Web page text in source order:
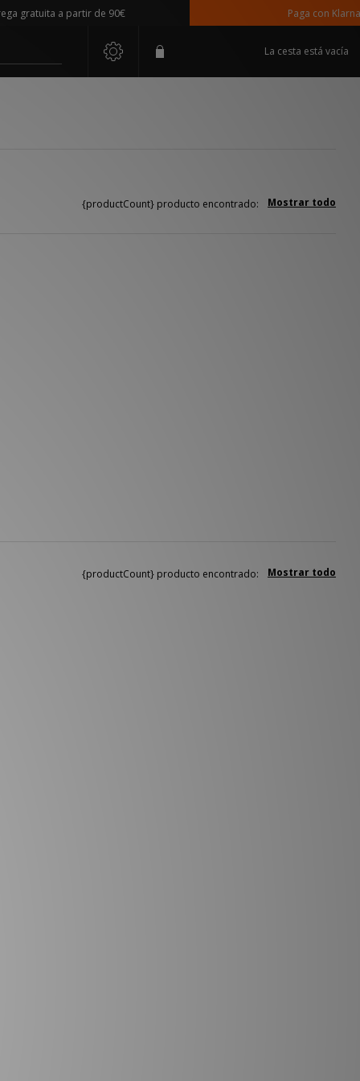
gratuita a partir de 90€ Paga con Klarna
La cesta está vacía
Mostrar todo
{productCount} producto encontrado:
Mostrar todo
{productCount} producto encontrado: